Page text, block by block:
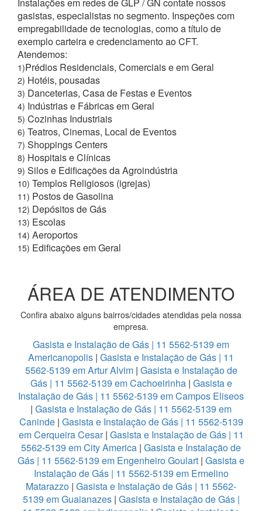
Instalações em redes de GLP / GN contate nossos
gasistas, especialistas no segmento. Inspeções com
empregabilidade de tecnologias, como a título de
exemplo carteira e credenciamento ao CFT.
Atendemos:
1)Prédios Residenciais, Comerciais e em Geral
2) Hotéis, pousadas
3) Danceterias, Casa de Festas e Eventos
4) Indústrias e Fábricas em Geral
5) Cozinhas Industriais
6) Teatros, Cinemas, Local de Eventos
7) Shoppings Centers
8) Hospitais e Clínicas
9) Silos e Edificações da Agroindústria
10) Templos Religiosos (igrejas)
11) Postos de Gasolina
12) Depósitos de Gás
13) Escolas
14) Aeroportos
15) Edificações em Geral
ÁREA DE ATENDIMENTO
Confira abaixo alguns bairros/cidades atendidas pela nossa
empresa.
Gasista e Instalação de Gás | 11 5562-5139 em
Americanopolis | Gasista e Instalação de Gás | 11
5562-5139 em Artur Alvim | Gasista e Instalação de
Gás | 11 5562-5139 em Cachoeirinha| Gasista e
Instalação de Gás | 11 5562-5139 em Campos Eliseos
| Gasista e Instalação de Gás | 11 5562-5139 em
Caninde| Gasista e Instalação de Gás | 11 5562-5139
em Cerqueira Cesar| Gasista e Instalação de Gás | 11
5562-5139 em City America | Gasista e Instalação de
Gás | 11 5562-5139 em Engenheiro Goulart | Gasista e
Instalação de Gás | 11 5562-5139 em Ermelino
Matarazzo | Gasista e Instalação de Gás | 11 5562-
5139 em Guaianazes| Gasista e Instalação de Gás |